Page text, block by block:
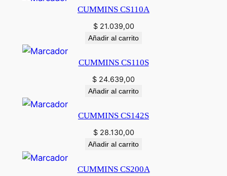
CUMMINS CS110A
$21.039,00
Añadir al carrito
CUMMINS CS110S
$ 24.639,00
Añadir al carrito
CUMMINS CS142S
$28.130,00
Añadir al carrito
CUMMINS CS200A